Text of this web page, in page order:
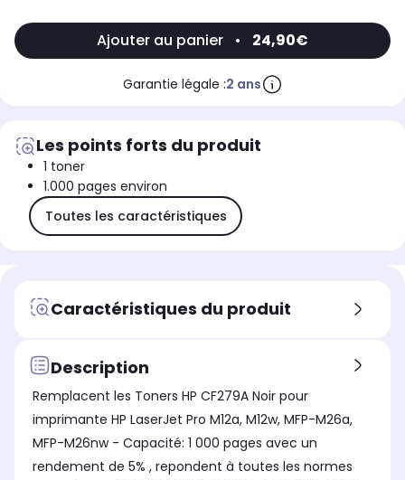
Ajouter au panier • 24,90€
Garantie légale :2 ans
Les points forts du produit
1 toner
1.000 pages environ
Toutes les caractéristiques
Caractéristiques du produit
Description
Remplacent les Toners HP CF279A Noir pour
imprimante HP LaserJet Pro M12a, M12w, MFP-M26a,
MFP-M26nw - Capacité: 1 000 pages avec un
rendement de 5% , repondent à toutes les normes